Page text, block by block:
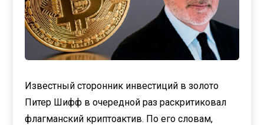
Известный сторонник инвестиций в золото
Питер Шифф в очередной раз раскритиковал
флагманский криптоактив. По его словам,